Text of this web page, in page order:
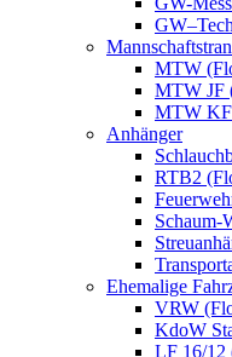
MTW
MTW JF
MTW KF
Anhänger
RTB2
Schaum-
Ehemalige
VRW
KdoW
LF 16/12